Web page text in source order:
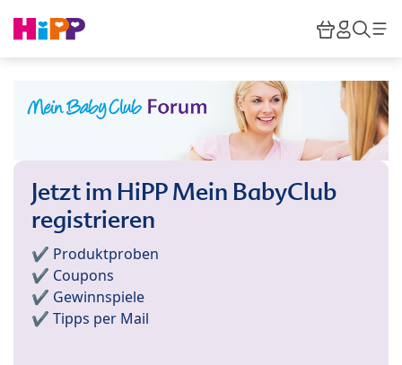
HiPP
Jetzt im HiPP Mein BabyClub
registrieren
✔️ Produktproben
✔️ Coupons
✔️ Gewinnspiele
✔️ Tipps per Mail